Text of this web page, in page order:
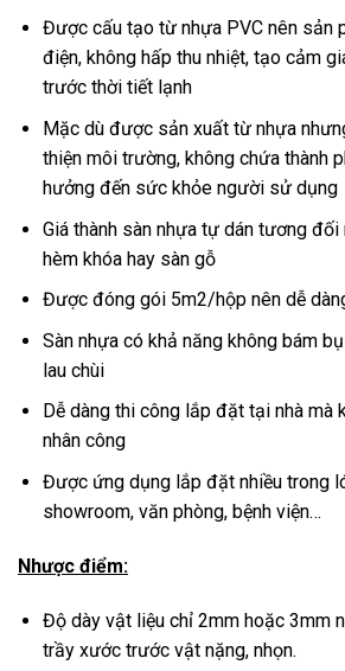
Được cấu tạo từ nhựa PVC nên sản
điện, không hấp thu nhiệt, tạo cảm
trước thời tiết lạnh
Mặc dù được sản xuất từ nhựa
thiện môi trường, không chứa thành
hưởng đến sức khỏe người sử dụng
Giá thành sàn nhựa tự dán tương
hèm khóa hay sàn gỗ
Được đóng gói 5m2/hộp nên dễ
Sàn nhựa có khả năng không bám
lau chùi
Dễ dàng thi công lắp đặt tại nhà mà
nhân công
Được ứng dụng lắp đặt nhiều trong
showroom, văn phòng, bệnh viện…
Nhược điểm:
Độ dày vật liệu chỉ 2mm hoặc 3mm
trầy xước trước vật nặng, nhọn.